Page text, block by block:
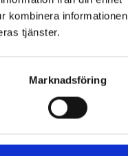
kombinera informationen
tjänster.
Marknadsföring